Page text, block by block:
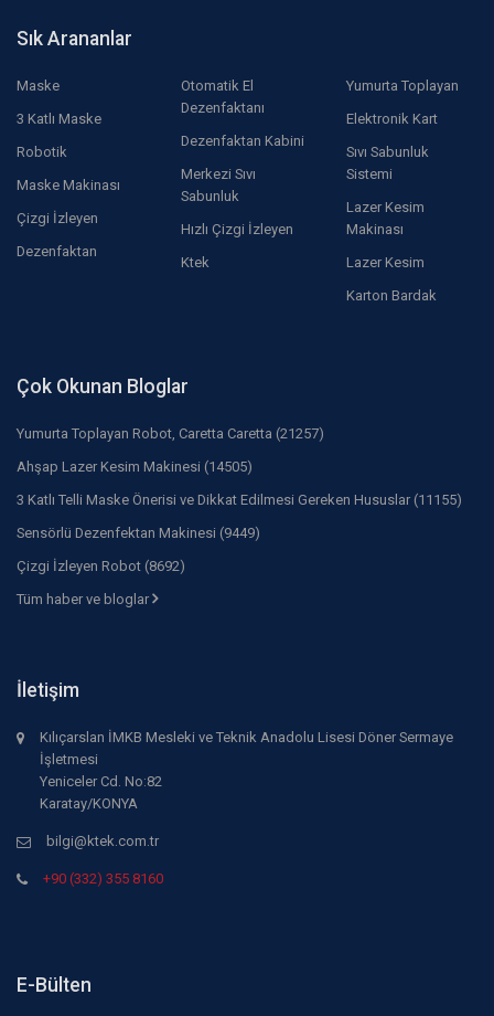
Sık Arananlar
Maske
3 Katlı Maske
Robotik
Maske Makinası
Çizgi İzleyen
Dezenfaktan
Otomatik El
Dezenfaktanı
Dezenfaktan Kabini
Merkezi Sıvı
Sabunluk
Hızlı Çizgi İzleyen
Ktek
Yumurta Toplayan
Elektronik Kart
Sıvı Sabunluk
Sistemi
Lazer Kesim
Makinası
Lazer Kesim
Karton Bardak
Çok Okunan Bloglar
Yumurta Toplayan Robot, Caretta Caretta (21257)
Ahşap Lazer Kesim Makinesi (14505)
3 Katlı Telli Maske Önerisi ve Dikkat Edilmesi Gereken Hususlar (11155)
Sensörlü Dezenfektan Makinesi (9449)
Çizgi İzleyen Robot (8692)
Tüm haber ve bloglar
İletişim
Kılıçarslan İMKB Mesleki ve Teknik Anadolu Lisesi Döner Sermaye
İşletmesi
Yeniceler Cd. No:82
Karatay/KONYA
bilgi@ktek.com.tr
+90 (332) 355 8160
E-Bülten